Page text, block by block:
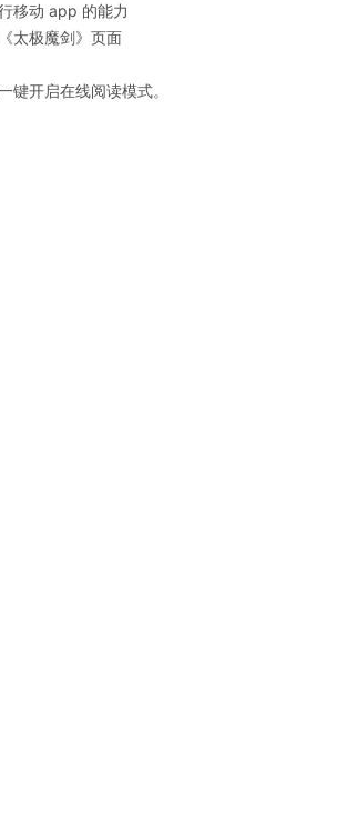
移动 app 的能力
太极魔剑》页面
开启在线阅读模式。